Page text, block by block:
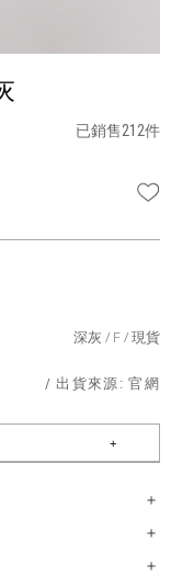
已銷售212件
深灰 F 現貨
/ 出貨來源:官網